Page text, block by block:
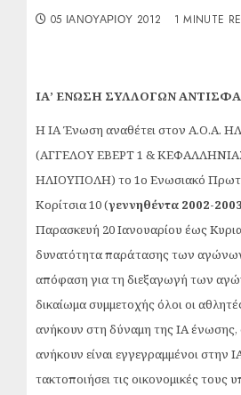
05 ΙΑΝΟΥΑΡΊΟΥ 2012 1 MINUTE
ΙΑ’ ΕΝΩΣΗ ΣΥΛΛΟΓΩΝ
Η ΙΑ Ένωση αναθέτει στον Α.Ο.Α.
(ΑΓΓΕΛΟΥ ΕΒΕΡΤ 1 &
ΗΛΙΟΥΠΟΛΗ) το 1ο Ενωσιακό
Κορίτσια 10 (γεννηθέντα 2002-2003
Παρασκευή 20 Ιανουαρίου έως
δυνατότητα παράτασης των
απόφαση για τη διεξαγωγή των
δικαίωμα συμμετοχής όλοι οι
ανήκουν στη δύναμη της ΙΑ ένωσης,
ανήκουν είναι εγγεγραμμένοι στην
τακτοποιήσει τις οικονομικές τους